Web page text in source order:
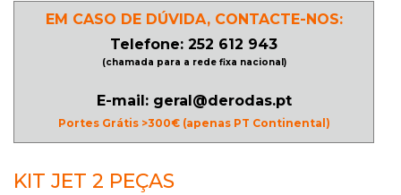
ROLLER
EM CASO DE DÚVIDA, CONTACTE-NOS:
Telefone: 252 612 943
(chamada para a rede fixa nacional)
E-mail: geral@derodas.pt
Portes Grátis >300€ (apenas PT Continental)
KIT JET 2 PEÇAS